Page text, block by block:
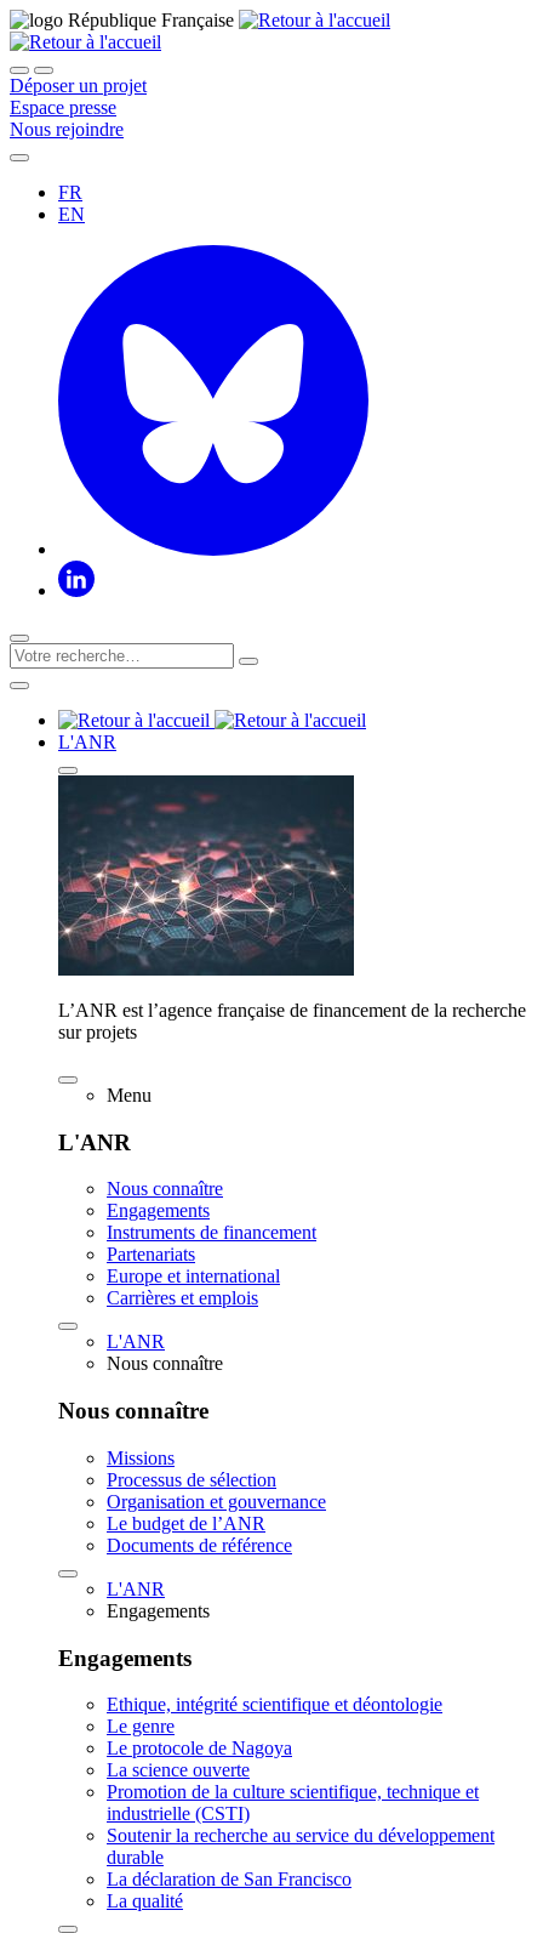
Déposer un projet
Espace presse
Nous rejoindre
FR
EN
L'ANR
L’ANR est l’agence française de financement de la recherche
sur projets
Menu
L'ANR
Nous connaître
Engagements
Instruments de financement
Partenariats
Europe et international
Carrières et emplois
L'ANR
Nous connaître
Nous connaître
Missions
Processus de sélection
Organisation et gouvernance
Le budget de l’ANR
Documents de référence
L'ANR
Engagements
Engagements
Ethique, intégrité scientifique et déontologie
Le genre
Le protocole de Nagoya
La science ouverte
Promotion de la culture scientifique, technique et
industrielle (CSTI)
Soutenir la recherche au service du développement
durable
La déclaration de San Francisco
La qualité